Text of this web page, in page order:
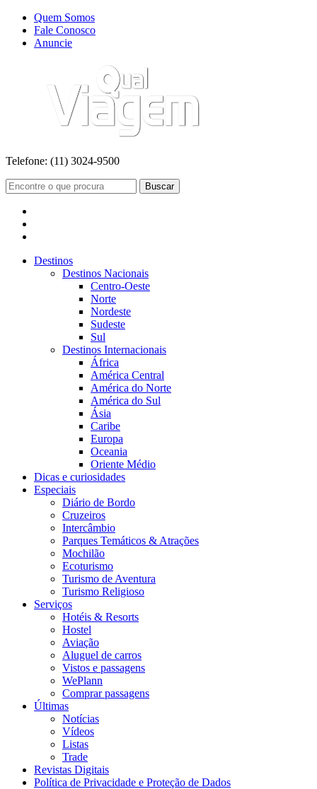
Quem Somos
Fale Conosco
Anuncie
Telefone: (11) 3024-9500
Buscar
Destinos
Destinos Nacionais
Centro-Oeste
Norte
Nordeste
Sudeste
Sul
Destinos Internacionais
África
América Central
América do Norte
América do Sul
Ásia
Caribe
Europa
Oceania
Oriente Médio
Dicas e curiosidades
Especiais
Diário de Bordo
Cruzeiros
Intercâmbio
Parques Temáticos & Atrações
Mochilão
Ecoturismo
Turismo de Aventura
Turismo Religioso
Serviços
Hotéis & Resorts
Hostel
Aviação
Aluguel de carros
Vistos e passagens
WePlann
Comprar passagens
Últimas
Notícias
Vídeos
Listas
Trade
Revistas Digitais
Política de Privacidade e Proteção de Dados